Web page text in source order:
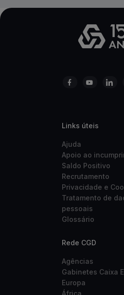
Links úteis
Ajuda
Apoio ao
Saldo Positivo
Recrutamento
Privacidade e
Tratamento de
pessoais
Glossário
Rede CGD
Agências
Gabinetes Caixa
Europa
África